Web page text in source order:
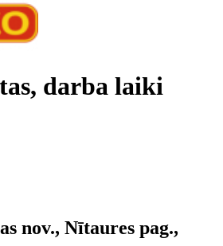
darba laiki
nov., Nītaures pag.,